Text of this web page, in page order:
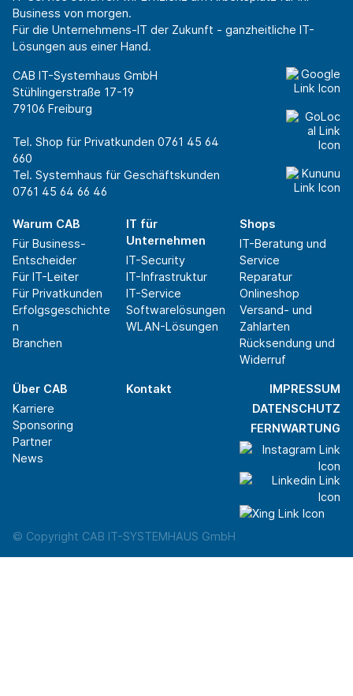
Business von morgen.
Für die Unternehmens-IT der Zukunft - ganzheitliche IT-
Lösungen aus einer Hand.
CAB IT-Systemhaus GmbH
Stühlingerstraße 17-19
79106 Freiburg
Tel. Shop für Privatkunden 0761 45 64
660
Tel. Systemhaus für Geschäftskunden
0761 45 64 66 46
Warum CAB
Für Business-
Entscheider
Für IT-Leiter
Für Privatkunden
Erfolgsgeschichte
n
Branchen
IT für
Unternehmen
IT-Security
IT-Infrastruktur
IT-Service
Softwarelösungen
WLAN-Lösungen
Shops
IT-Beratung und
Service
Reparatur
Onlineshop
Versand- und
Zahlarten
Rücksendung und
Widerruf
Über CAB
Karriere
Sponsoring
Partner
News
Kontakt
IMPRESSUM
DATENSCHUTZ
FERNWARTUNG
© Copyright CAB IT-SYSTEMHAUS GmbH